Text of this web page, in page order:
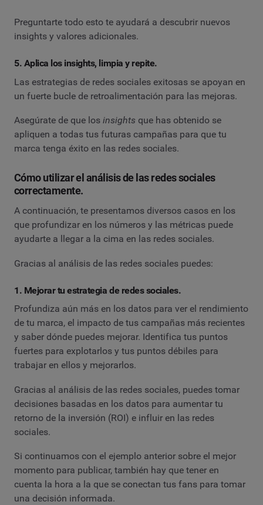
Preguntarte todo esto te ayudará a descubrir nuevos
insights y valores adicionales.
5. Aplica los insights, limpia y repite.
Las estrategias de redes sociales exitosas se apoyan en
un fuerte bucle de retroalimentación para las mejoras.
Asegúrate de que los insights que has obtenido se
apliquen a todas tus futuras campañas para que tu
marca tenga éxito en las redes sociales.
Cómo utilizar el análisis de las redes sociales
correctamente.
A continuación, te presentamos diversos casos en los
que profundizar en los números y las métricas puede
ayudarte a llegar a la cima en las redes sociales.
Gracias al análisis de las redes sociales puedes:
1. Mejorar tu estrategia de redes sociales.
Profundiza aún más en los datos para ver el rendimiento
de tu marca, el impacto de tus campañas más recientes
y saber dónde puedes mejorar. Identifica tus puntos
fuertes para explotarlos y tus puntos débiles para
trabajar en ellos y mejorarlos.
Gracias al análisis de las redes sociales, puedes tomar
decisiones basadas en los datos para aumentar tu
retorno de la inversión (ROI) e influir en las redes
sociales.
Si continuamos con el ejemplo anterior sobre el mejor
momento para publicar, también hay que tener en
cuenta la hora a la que se conectan tus fans para tomar
una decisión informada.